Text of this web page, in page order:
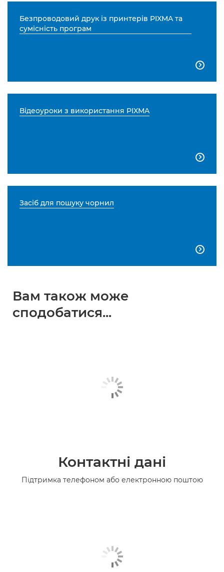
Безпроводовий друк із принтерів PIXMA та
сумісність програм

Відеоуроки з використання PIXMA

Засіб для пошуку чорнил

Вам також може
сподобатися...
Контактні дані
Підтримка телефоном або електронною поштою